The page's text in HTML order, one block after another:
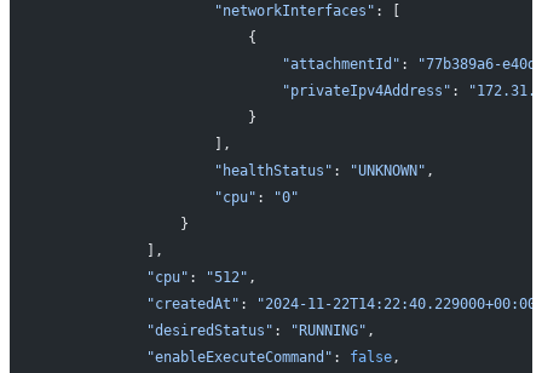
                   "networkInterfaces"
: [
                       {
                           "attachmentId"
:
"77b389a6-
                           "privateIpv4Address"
:
                       }
                   ],
                   "healthStatus"
: "UNKNOWN" ,
                   "cpu"
:
"0"
               }
           ],
           "cpu"
: "512" ,
           "createdAt"
:
"2024-11-
           "desiredStatus"
: "RUNNING" ,
           "enableExecuteCommand"
: false,